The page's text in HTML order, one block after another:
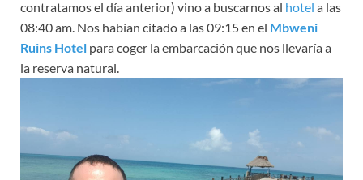
contratamos el día anterior) vino a buscarnos al hotel a las
08:40 am. Nos habían citado a las 09:15 en el Mbweni
Ruins Hotel para coger la embarcación que nos llevaría a
la reserva natural.